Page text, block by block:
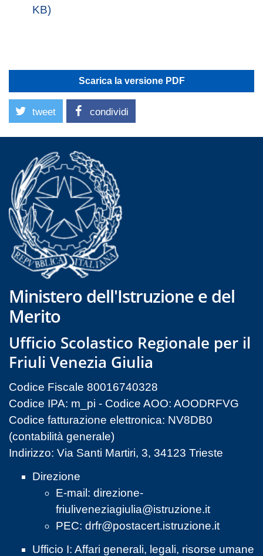
KB)
Scarica la versione PDF
tweet condividi
Ministero dell'Istruzione e del
Merito
Ufficio Scolastico Regionale per il
Friuli Venezia Giulia
Codice Fiscale 80016740328
Codice IPA: m_pi - Codice AOO: AOODRFVG
Codice fatturazione elettronica: NV8DB0
(contabilità generale)
Indirizzo: Via Santi Martiri, 3, 34123 Trieste
Direzione
E-mail: direzione-
friuliveneziagiulia@istruzione.it
PEC: drfr@postacert.istruzione.it
Ufficio I: Affari generali, legali, risorse umane